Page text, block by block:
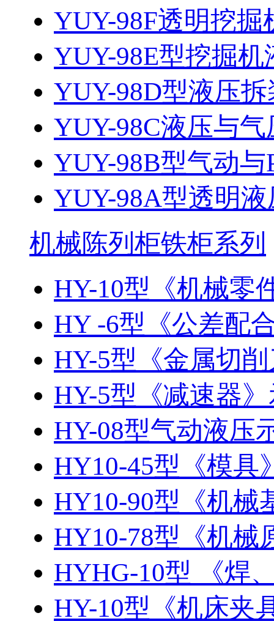
YUY-98F透明挖掘
YUY-98E型挖掘
YUY-98D型液压
YUY-98C液压与
YUY-98B型气动
YUY-98A型透明
机械陈列柜铁柜系列
HY-10型《机械零
HY -6型《公差配
HY-5型《金属切
HY-5型《减速器
HY-08型气动液压
HY10-45型《模具
HY10-90型《机械
HY10-78型《机械
HYHG-10型 《焊
HY-10型《机床夹